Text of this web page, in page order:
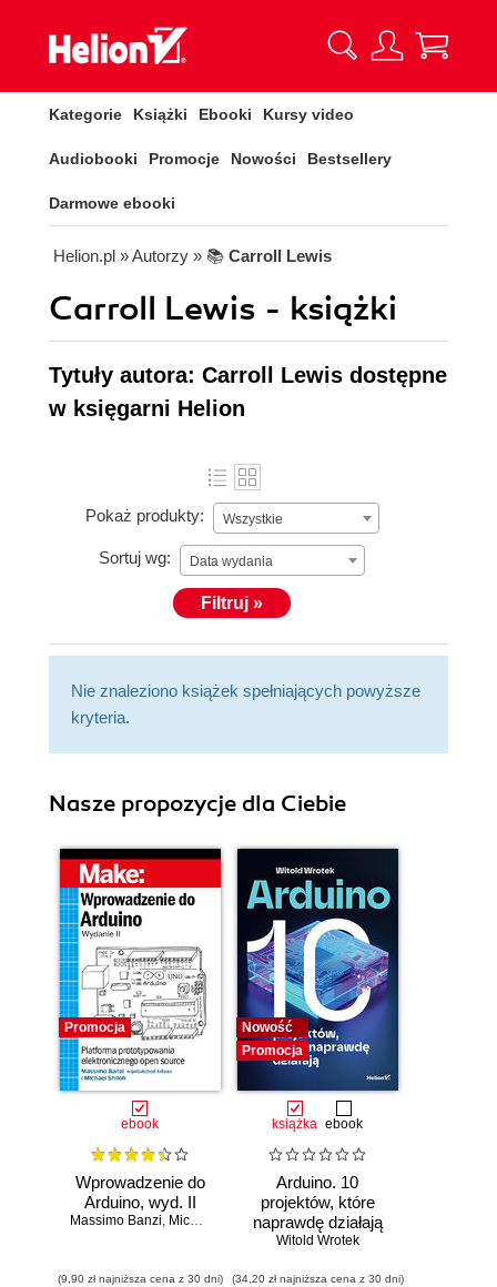
Kategorie Książki Ebooki Kursy video
Audiobooki Promocje Nowości Bestsellery
Darmowe ebooki
Helion.pl » Autorzy » 📚 Carroll Lewis
Carroll Lewis - książki
Tytuły autora: Carroll Lewis dostępne
w księgarni Helion
Pokaż produkty: Wszystkie
Sortuj wg: Data wydania
Filtruj »
Nie znaleziono książek spełniających powyższe
kryteria.
Nasze propozycje dla Ciebie
Promocja
ebook
Wprowadzenie do
Arduino, wyd. II
Massimo Banzi, Michael Shiloh
(9,90 zł najniższa cena z 30 dni)
Nowość
Promocja
książka ebook
Arduino. 10
projektów, które
naprawdę działają
Witold Wrotek
(34,20 zł najniższa cena z 30 dni)